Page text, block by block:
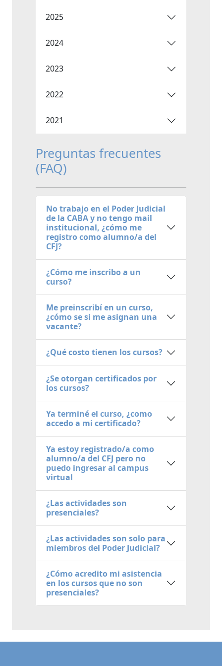
2025
2024
2023
2022
2021
Preguntas frecuentes
(FAQ)
No trabajo en el Poder Judicial
de la CABA y no tengo mail
institucional, ¿cómo me
registro como alumno/a del
CFJ?
¿Cómo me inscribo a un
curso?
Me preinscribí en un curso,
¿cómo se si me asignan una
vacante?
¿Qué costo tienen los cursos?
¿Se otorgan certificados por
los cursos?
Ya terminé el curso, ¿como
accedo a mi certificado?
Ya estoy registrado/a como
alumno/a del CFJ pero no
puedo ingresar al campus
virtual
¿Las actividades son
presenciales?
¿Las actividades son solo para
miembros del Poder Judicial?
¿Cómo acredito mi asistencia
en los cursos que no son
presenciales?